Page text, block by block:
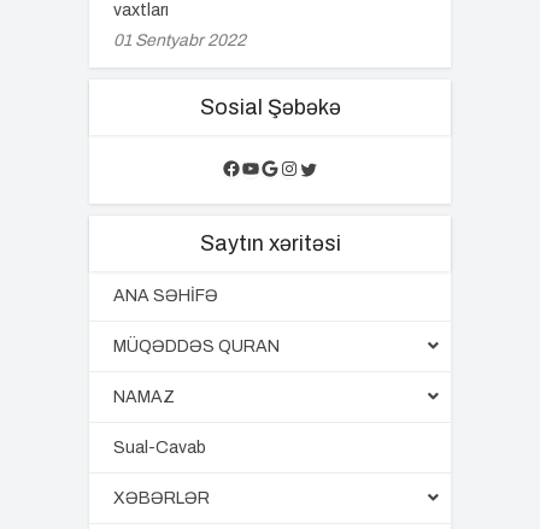
vaxtları
01 Sentyabr 2022
Sosial Şəbəkə
Facebook
YouTube
Google
Instagram
Twitter
Saytın xəritəsi
ANA SƏHİFƏ
MÜQƏDDƏS QURAN
NAMAZ
Sual-Cavab
XƏBƏRLƏR